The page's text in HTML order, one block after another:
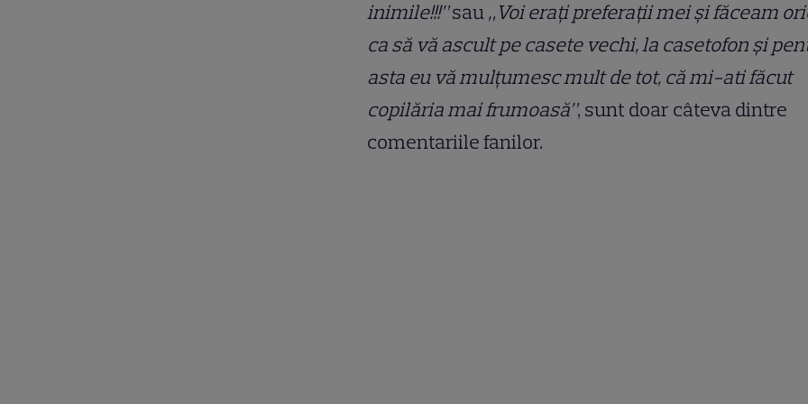
inimile!!!”sau„Voi erați preferații mei și făceam
ca să vă ascult pe casete vechi, la casetofon și
asta eu vă mulțumesc mult de tot, că mi-ati făcut
copilăria mai frumoasă”, sunt doar câteva dintre
comentariile fanilor.